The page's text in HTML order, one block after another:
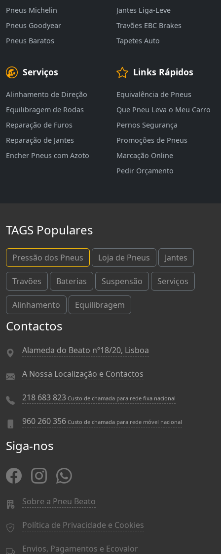
Pneus Michelin
Pneus Goodyear
Pneus Baratos
Jantes Liga-Leve
Travões EBC Brakes
Tapetes Auto
Serviços
Alinhamento de Direção
Equilibragem de Rodas
Reparação de Furos
Reparação de Jantes
Encher Pneus com Azoto
Links Rápidos
Equivalência de Pneus
Que Pneu Leva o Meu Carro
Pernos Segurança
Promoções de Pneus
Marcação Online
Pedir Orçamento
TAGS Populares
Pressão dos Pneus Loja de Pneus Jantes
Travões Baterias Suspensão Serviços
Alinhamento Equilibragem
Contactos
Alameda do Beato nº18/20, Lisboa
A Nossa Localização e Contactos
218 683 823 Custo de chamada para rede fixa nacional
960 260 356 Custo de chamada para rede móvel nacional
Siga-nos
Sobre a Pneu Beato
Política de Privacidade e Cookies
Envios, Pagamentos e Ecovalor